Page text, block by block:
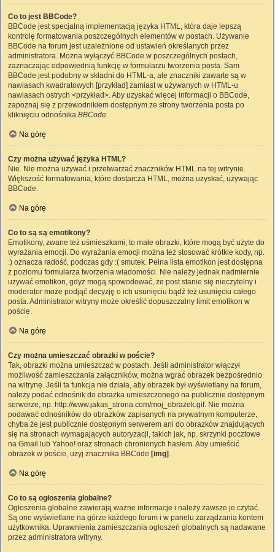
Co to jest BBCode?
BBCode jest specjalną implementacją języka HTML, która daje lepszą
kontrolę formatowania poszczególnych elementów w postach. Używanie
BBCode na forum jest uzależnione od ustawień określanych przez
administratora. Można wyłączyć BBCode w poszczególnych postach,
zaznaczając odpowiednią funkcję w formularzu tworzenia posta. Sam
BBCode jest podobny w składni do HTML-a, ale znaczniki zawarte są w
nawiasach kwadratowych [przykład] zamiast w używanych w HTML-u
nawiasach ostrych <przykład>. Aby uzyskać więcej informacji o BBCode,
zapoznaj się z przewodnikiem dostępnym ze strony tworzenia posta po
kliknięciu odnośnika BBCode.
Na górę
Czy można używać języka HTML?
Nie. Nie można używać i przetwarzać znaczników HTML na tej witrynie.
Większość formatowania, które dostarcza HTML, można uzyskać, używając
BBCode.
Na górę
Co to są są emotikony?
Emotikony, zwane też uśmieszkami, to małe obrazki, które mogą być użyte do
wyrażania emocji. Do wyrażania emocji można też stosować krótkie kody, np.
:) oznacza radość, podczas gdy :( smutek. Pełna lista emotikon jest dostępna
z poziomu formularza tworzenia wiadomości. Nie należy jednak nadmiernie
używać emotikon, gdyż mogą spowodować, że post stanie się nieczytelny i
moderator może podjąć decyzję o ich usunięciu bądź też usunięciu całego
posta. Administrator witryny może określić dopuszczalny limit emotikon w
poście.
Na górę
Czy można umieszczać obrazki w poście?
Tak, obrazki można umieszczać w postach. Jeśli administrator włączył
możliwość zamieszczania załączników, można wgrać obrazek bezpośrednio
na witrynę. Jeśli ta funkcja nie działa, aby obrazek był wyświetlany na forum,
należy podać odnośnik do obrazka umieszczonego na publicznie dostępnym
serwerze, np. http://www.jakas_strona.com/moj_obrazek.gif. Nie można
podawać odnośników do obrazków zapisanych na prywatnym komputerze,
chyba że jest publicznie dostępnym serwerem ani do obrazków znajdujących
się na stronach wymagających autoryzacji, takich jak, np. skrzynki pocztowe
na Gmail lub Yahoo! oraz stronach chronionych hasłem. Aby umieścić
obrazek w poście, użyj znacznika BBCode [img] .
Na górę
Co to są ogłoszenia globalne?
Ogłoszenia globalne zawierają ważne informacje i należy zawsze je czytać.
Są one wyświetlane na górze każdego forum i w panelu zarządzania kontem
użytkownika. Uprawnienia zamieszczania ogłoszeń globalnych są nadawane
przez administratora witryny.